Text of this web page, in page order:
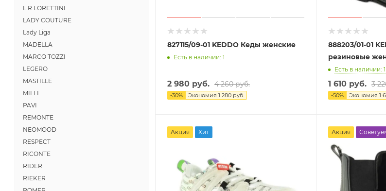
827115/09-01 KEDDO Кеды женские
Есть в наличии: 1
2 980 руб. 4 260 руб.
-30% Экономия 1 280 руб.
888203/01-01
резиновые
Есть в наличии: 1
1 610 руб. 3
-50% Экономия1
Акция Хит Акция
L.R.LORETTINI
LADY COUTURE
Lady Liga
MADELLA
MARCO TOZZI
LEGERO
MASTILLE
MILLI
PAVI
REMONTE
NEOMOOD
RESPECT
RICONTE
RIDER
RIEKER